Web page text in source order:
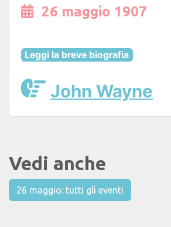
26 maggio 1907
Leggi la breve biografia
John Wayne
Vedi anche
26 maggio: tutti gli eventi